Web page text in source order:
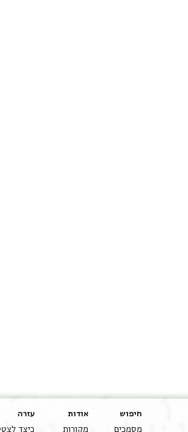
חיפוש
מסמכים
אודות
מקורות
עזרה
כיצד